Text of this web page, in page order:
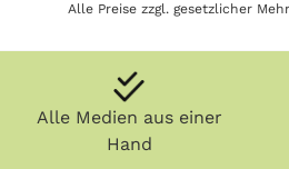
Alle Preise zzgl. gesetzlicher
Alle Medien aus einer
Hand